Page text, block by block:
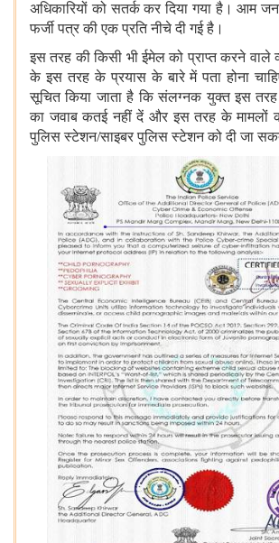
अधिकारियों को सतर्क कर दिया गया है। आम
फर्जी पत्र की एक प्रति नीचे दी गई है।
इस तरह की किसी भी ईमेल को प्राप्त करने वाले
के इस तरह के प्रयास के बारे में पता होना
सूचित किया जाता है कि संलग्नक युक्‍त इस
का जवाब कतई नहीं दें और इस तरह के मामलों
पुलिस स्टेशन/साइबर पुलिस स्टेशन को दी जा